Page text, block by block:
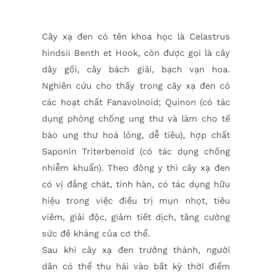
Cây xạ đen có tên khoa học là Celastrus
hindsii Benth et Hook, còn được gọi là cây
dây gối, cây bách giải, bạch vạn hoa.
Nghiên cứu cho thấy trong cây xạ đen có
các hoạt chất Fanavolnoid; Quinon (có tác
dụng phòng chống ung thư và làm cho tế
bào ung thư hoá lỏng, dễ tiêu), hợp chất
Saponin Triterbenoid (có tác dụng chống
nhiễm khuẩn). Theo đông y thì cây xạ đen
có vị đắng chát, tính hàn, có tác dụng hữu
hiệu trong việc điều trị mụn nhọt, tiêu
viêm, giải độc, giảm tiết dịch, tăng cường
sức đề kháng của cơ thể.
Sau khi cây xạ đen trưởng thành, người
dân có thể thu hái vào bất kỳ thời điểm